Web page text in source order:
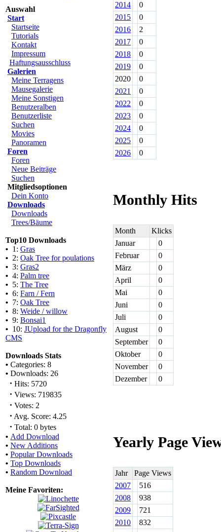
Auswahl
Start
Startseite
Tutorials
Kontakt
Impressum
Haftungsausschluss
Galerien
Meine Terragens
Mausegalerie
Meine Sonstigen
Benutzeralben
Benutzerliste
Suchen
Movies
Panoramen
Foren
Foren
Neue Beiträge
Suchen
Mitgliedsoptionen
Dein Konto
Downloads
Downloads
Trees/Bäume
Top10 Downloads
• 1: Gras
• 2: Oak Tree for poulations
• 3: Gras2
• 4: Palm tree
• 5: The Tree
• 6: Farn / Fern
• 7: Oak Tree
• 8: Weide / willow
• 9: Bonsai1
• 10: JUpload for the Dragonfly
CMS
Downloads Stats
• Categories: 8
• Downloads: 26
· Hits: 5720
· Views: 719835
· Votes: 2
· Avg. Score: 4.25
· Total: 0 bytes
• Add Download
• New Additions
• Popular Downloads
• Top Downloads
• Random Download
Meine Favoriten:
2014
0
2015
0
2016
2
2017
0
2018
0
2019
0
2020
0
2021
0
2022
0
2023
0
2024
0
2025
0
2026
0
Monthly Hits
Month
Klicks
Januar
0
Februar
0
März
0
April
0
Mai
0
Juni
0
Juli
0
August
0
September
0
Oktober
0
November
0
Dezember
0
Yearly Page
Jahr
Page Views
2007
516
2008
938
2009
721
2010
832